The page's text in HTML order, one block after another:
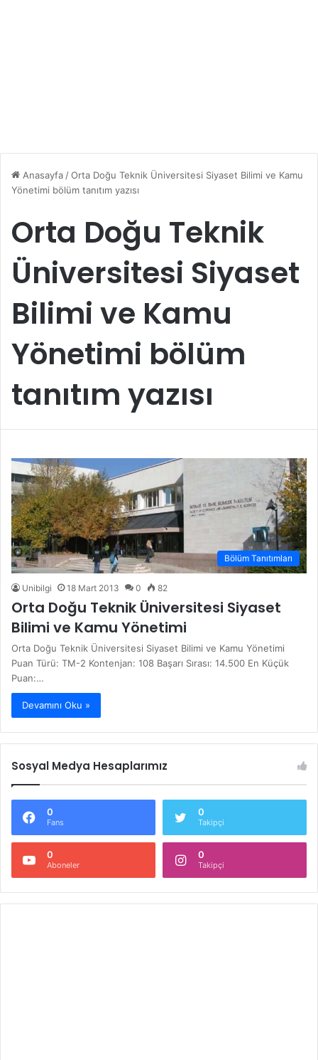
Anasayfa /Orta Doğu Teknik Üniversitesi Siyaset Bilimi ve Kamu
Yönetimi bölüm tanıtım yazısı
Orta Doğu Teknik
Üniversitesi Siyaset
Bilimi ve Kamu
Yönetimi bölüm
tanıtım yazısı
Bölüm Tanıtımları
Unibilgi 18 Mart 2013 0 82
Orta Doğu Teknik Üniversitesi Siyaset
Bilimi ve Kamu Yönetimi
Orta Doğu Teknik Üniversitesi Siyaset Bilimi ve Kamu Yönetimi
Puan Türü: TM-2 Kontenjan: 108 Başarı Sırası: 14.500 En Küçük
Puan:…
Devamını Oku »
Sosyal Medya Hesaplarımız
0
Fans
0
Takipçi
0
Aboneler
0
Takipçi